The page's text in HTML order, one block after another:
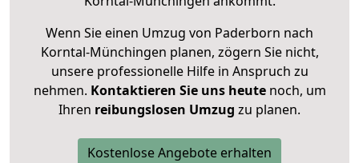
Wenn Sie einen Umzug von Paderborn nach
Korntal-Münchingen planen, zögern Sie nicht,
unsere professionelle Hilfe in Anspruch zu
nehmen. Kontaktieren Sie uns heutenoch, um
Ihren reibungslosen Umzug zu planen.
Kostenlose Angebote erhalten